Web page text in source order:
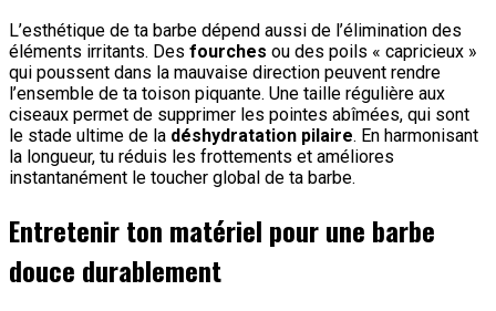
L’esthétique de ta barbe dépend aussi de l’élimination des
éléments irritants. Des fourches ou des poils « capricieux »
qui poussent dans la mauvaise direction peuvent rendre
l’ensemble de ta toison piquante. Une taille régulière aux
ciseaux permet de supprimer les pointes abîmées, qui sont
le stade ultime de la déshydratation pilaire. En harmonisant
la longueur, tu réduis les frottements et améliores
instantanément le toucher global de ta barbe.
Entretenir ton matériel pour une barbe
douce durablement